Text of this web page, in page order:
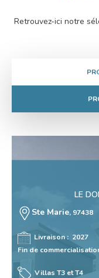
Retrouvez-ici notre
LE
Ste Marie, 97438
Livraison : 2027
Fin de
Villas T3 et T4